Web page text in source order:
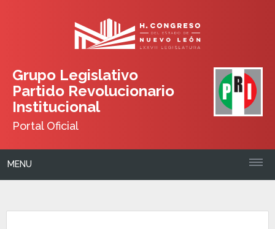
Grupo Legislativo
Partido Revolucionario
Institucional
Portal Oficial
MENU